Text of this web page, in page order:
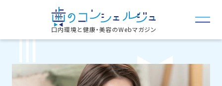
口内環境と健康・美容のWebマガジン